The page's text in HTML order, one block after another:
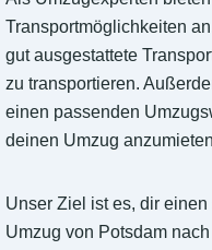
Transportmöglichkeiten
gut ausgestattete
zu transportieren.
einen passenden
deinen Umzug
Unser Ziel ist es, dir
Umzug von Potsdam